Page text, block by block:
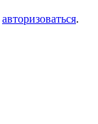
авторизоваться.